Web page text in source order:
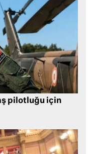
pilotluğu için